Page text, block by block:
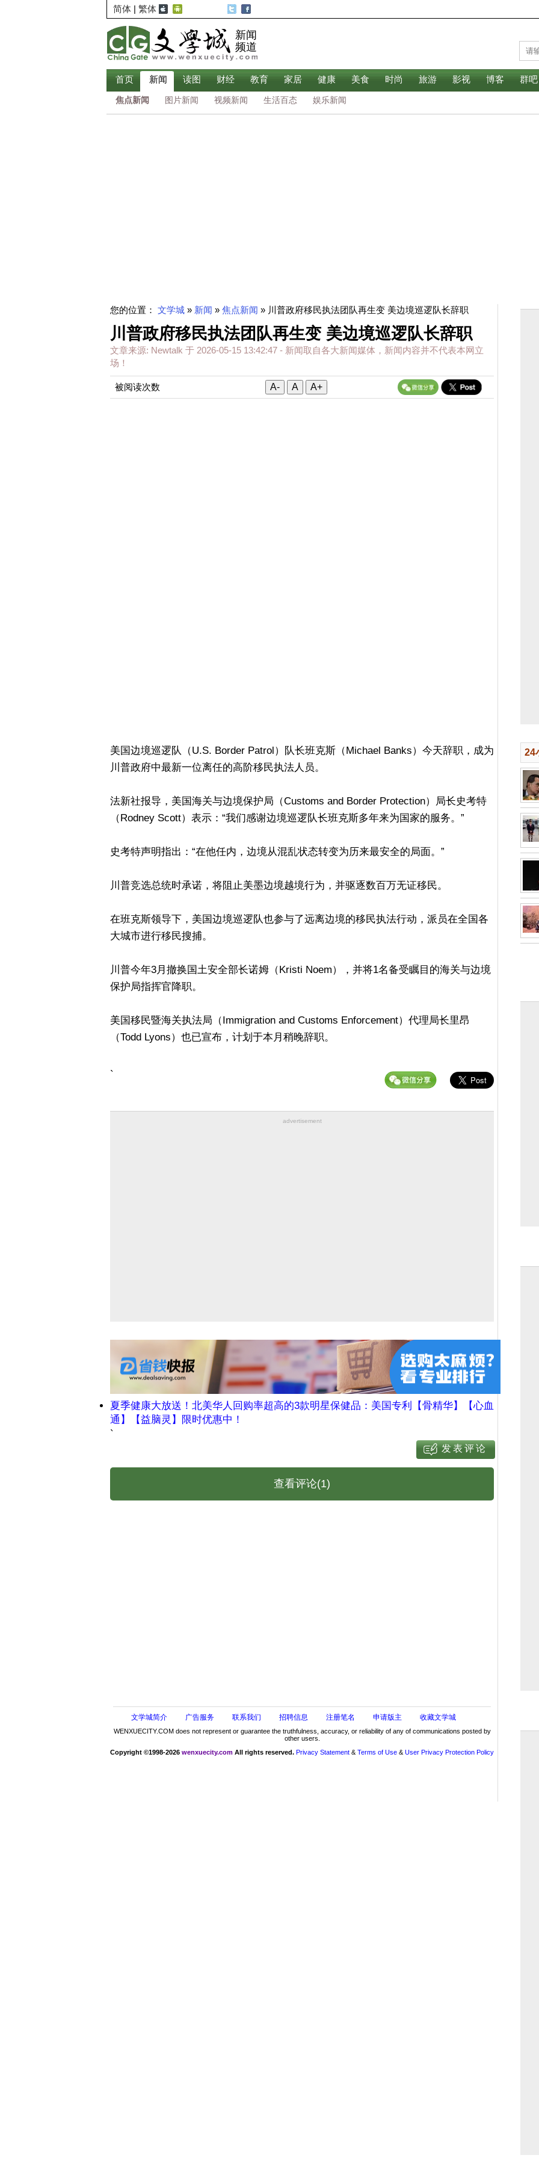
简体 | 繁体
新闻
频道
首页 新闻 读图 财经 教育 家居 健康 美食 时尚 旅游 影视 博客 群吧
焦点新闻 图片新闻 视频新闻 生活百态 娱乐新闻
您的位置： 文学城 » 新闻 » 焦点新闻 » 川普政府移民执法团队再生变 美边境巡逻队长辞职
川普政府移民执法团队再生变 美边境巡逻队长辞职
文章来源: Newtalk 于 2026-05-15 13:42:47 - 新闻取自各大新闻媒体，新闻内容并不代表本网立
场！
被阅读次数 A- A A+
美国边境巡逻队（U.S. Border Patrol）队长班克斯（Michael Banks）今天辞职，成为
川普政府中最新一位离任的高阶移民执法人员。
法新社报导，美国海关与边境保护局（Customs and Border Protection）局长史考特
（Rodney Scott）表示：“我们感谢边境巡逻队长班克斯多年来为国家的服务。”
史考特声明指出：“在他任内，边境从混乱状态转变为历来最安全的局面。”
川普竞选总统时承诺，将阻止美墨边境越境行为，并驱逐数百万无证移民。
在班克斯领导下，美国边境巡逻队也参与了远离边境的移民执法行动，派员在全国各
大城市进行移民搜捕。
川普今年3月撤换国土安全部长诺姆（Kristi Noem），并将1名备受瞩目的海关与边境
保护局指挥官降职。
美国移民暨海关执法局（Immigration and Customs Enforcement）代理局长里昂
（Todd Lyons）也已宣布，计划于本月稍晚辞职。
`
advertisement
夏季健康大放送！北美华人回购率超高的3款明星保健品：美国专利【骨精华】【心血
通】【益脑灵】限时优惠中！
`
查看评论(1)
文学城简介 广告服务 联系我们 招聘信息 注册笔名 申请版主 收藏文学城
WENXUECITY.COM does not represent or guarantee the truthfulness, accuracy, or reliability of any of communications posted by
other users.
Copyright ©1998-2026 wenxuecity.com All rights reserved. Privacy Statement & Terms of Use & User Privacy Protection Policy
24